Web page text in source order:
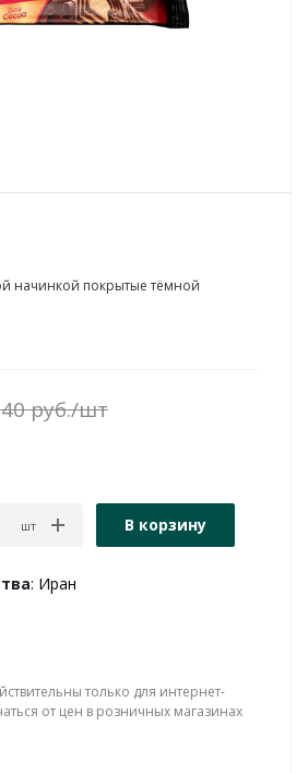
начинкой покрытые тёмной
руб./шт
шт В корзину
: Иран
только для интернет-
от цен в розничных магазинах